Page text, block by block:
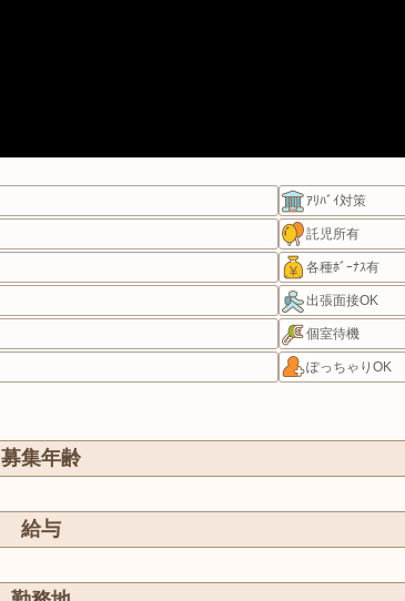
ｱﾘﾊﾞｲ対策
託児所有
各種ﾎﾞｰﾅｽ有
出張面接OK
個室待機
ぽっちゃりOK
募集年齢
給与